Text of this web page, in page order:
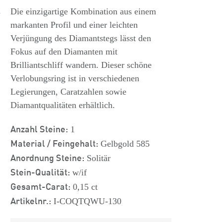
Die einzigartige Kombination aus einem
markanten Profil und einer leichten
Verjüngung des Diamantstegs lässt den
Fokus auf den Diamanten mit
Brilliantschliff wandern. Dieser schöne
Verlobungsring ist in verschiedenen
Legierungen, Caratzahlen sowie
Diamantqualitäten erhältlich.
Anzahl Steine: 1
Material / Feingehalt: Gelbgold 585
Anordnung Steine: Solitär
Stein-Qualität: w/if
Gesamt-Carat: 0,15 ct
Artikelnr.: I-COQTQWU-130